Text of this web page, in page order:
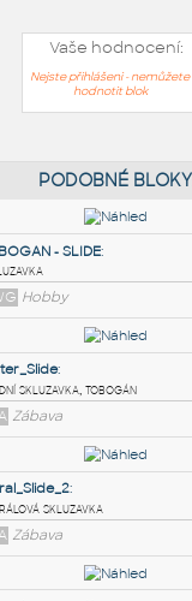
Vaše hodnocení:
Nejste přihlášeni - nemůžete
hodnotit blok
TOBOGAN - SLIDE:
Skluzavka
DWG Hobby
Water_Slide: